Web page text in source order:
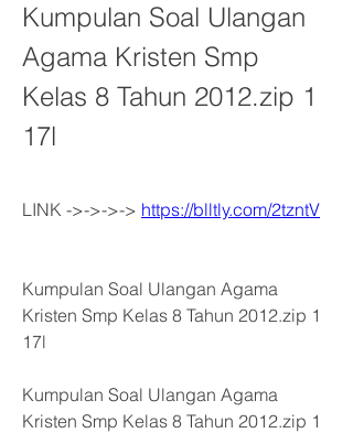
Kumpulan Soal Ulangan
Agama Kristen Smp
Kelas 8 Tahun 2012.zip 1
17l
LINK ->->->-> https://blltly.com/2tzntV
Kumpulan Soal Ulangan Agama
Kristen Smp Kelas 8 Tahun 2012.zip 1
17l
Kumpulan Soal Ulangan Agama
Kristen Smp Kelas 8 Tahun 2012.zip 1